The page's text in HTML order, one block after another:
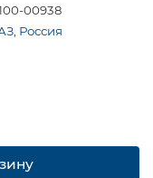
00938
Россия